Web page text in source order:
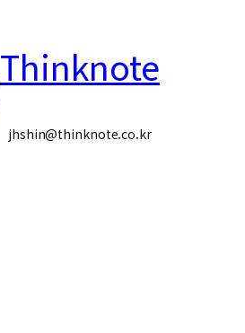
Thinknote
jhshin@thinknote.co.kr